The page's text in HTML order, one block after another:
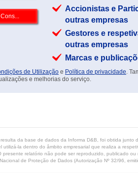
Accionistas e
outras empresas
Gestores e
outras empresas
Marcas e
de Utilização e Política de privacidade.
e melhorias do serviço.
da base de dados da Informa D&B, foi obtida
la dentro do âmbito empresarial que realiza a
relatório não pode ser reproduzido, publicado
de Proteção de Dados (Autorização Nº 32/96,